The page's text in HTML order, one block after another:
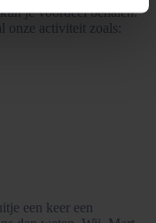
je voordeel behalen.
onze activiteit zoals:
een keer een